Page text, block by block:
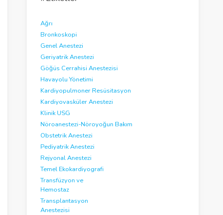
Ağrı
Bronkoskopi
Genel Anestezi
Geriyatrik Anestezi
Göğüs Cerrahisi Anestezisi
Havayolu Yönetimi
Kardiyopulmoner Resüsitasyon
Kardiyovasküler Anestezi
Klinik USG
Nöroanestezi-Nöroyoğun Bakım
Obstetrik Anestezi
Pediyatrik Anestezi
Rejyonal Anestezi
Temel Ekokardiyografi
Transfüzyon ve
Hemostaz
Transplantasyon
Anestezisi